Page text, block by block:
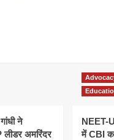
ने
लीडर अमरिंदर
NEET-
में CBI